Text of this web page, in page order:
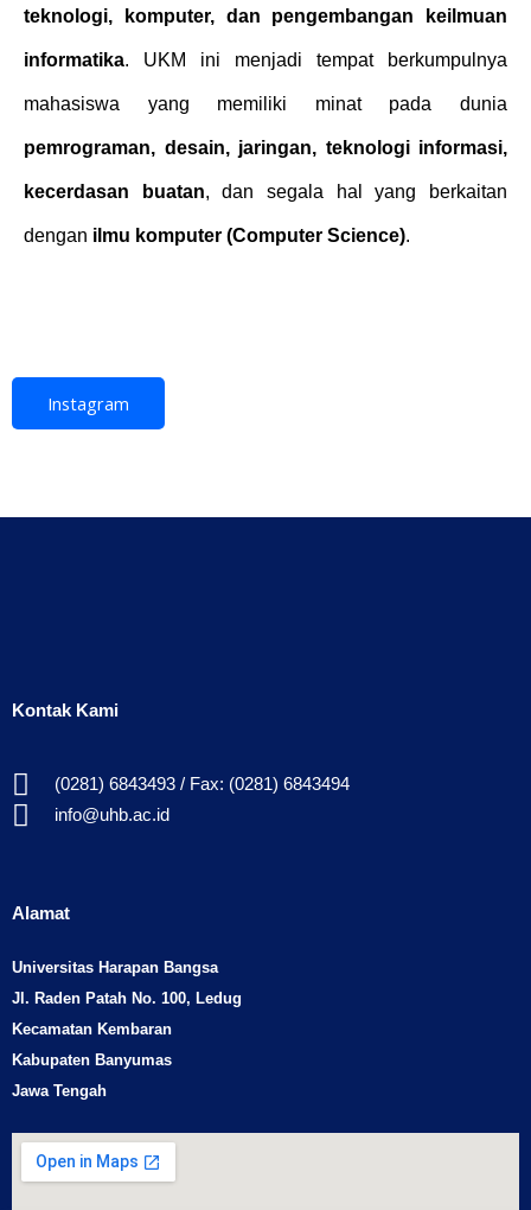
teknologi, komputer, dan pengembangan keilmuan
informatika. UKM ini menjadi tempat berkumpulnya
mahasiswa yang memiliki minat pada dunia
pemrograman, desain, jaringan, teknologi informasi,
kecerdasan buatan, dan segala hal yang berkaitan
dengan ilmu komputer (Computer Science).
Instagram
Kontak Kami
(0281) 6843493 / Fax: (0281) 6843494
info@uhb.ac.id
Alamat
Universitas Harapan Bangsa
Jl. Raden Patah No. 100, Ledug
Kecamatan Kembaran
Kabupaten Banyumas
Jawa Tengah